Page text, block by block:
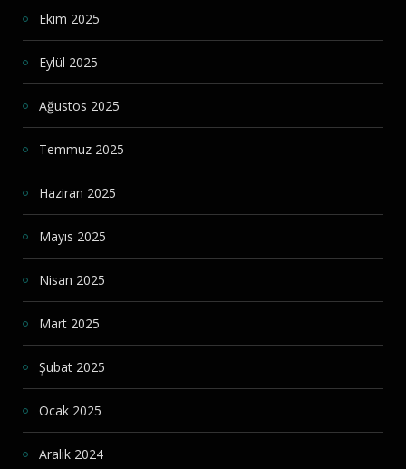
Ekim 2025
Eylül 2025
Ağustos 2025
Temmuz 2025
Haziran 2025
Mayıs 2025
Nisan 2025
Mart 2025
Şubat 2025
Ocak 2025
Aralık 2024